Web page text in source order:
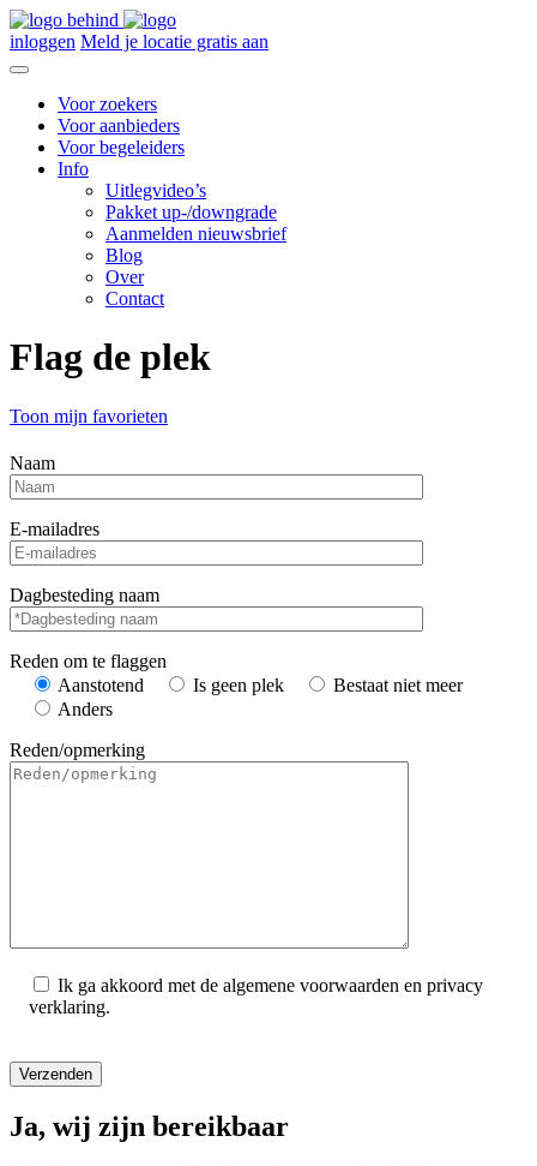
inloggen Meld je locatie gratis aan
Voor zoekers
Voor aanbieders
Voor begeleiders
Info
Uitlegvideo’s
Pakket up-/downgrade
Aanmelden nieuwsbrief
Blog
Over
Contact
Flag de plek
Toon mijn favorieten
Naam
E-mailadres
Dagbesteding naam
Reden om te flaggen
Aanstotend
Is geen plek
Bestaat niet meer
Anders
Reden/opmerking
Ik ga akkoord met de algemene voorwaarden en privacy
verklaring.
Ja, wij zijn bereikbaar